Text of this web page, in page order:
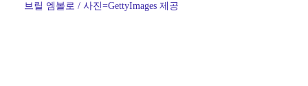
브릴 엠볼로 / 사진=GettyImages 제공